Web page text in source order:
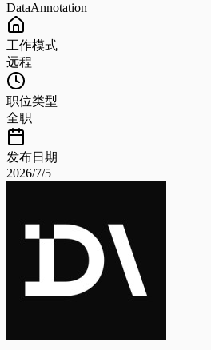
DataAnnotation
工作模式
远程
职位类型
全职
发布日期
2026/7/5